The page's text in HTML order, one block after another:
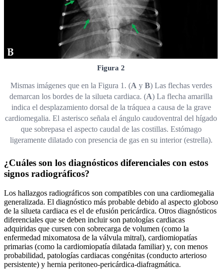
Figura 2
Mismas imágenes que en la Figura 1. (A y B) Las flechas verdes
demarcan los bordes de la silueta cardiaca. (A) La flecha amarilla
indica el desplazamiento dorsal de la tráquea a causa de la grave
cardiomegalia. El asterisco señala el ángulo caudoventral del hígado
que sobrepasa el aspecto caudal de las costillas. Estómago
ligeramente dilatado con presencia de gas en su interior (estrella).
¿Cuáles son los diagnósticos diferenciales con estos
signos radiográficos?
Los hallazgos radiográficos son compatibles con una cardiomegalia
generalizada. El diagnóstico más probable debido al aspecto globoso
de la silueta cardiaca es el de efusión pericárdica. Otros diagnósticos
diferenciales que se deben incluir son patologías cardiacas
adquiridas que cursen con sobrecarga de volumen (como la
enfermedad mixomatosa de la válvula mitral), cardiomiopatías
primarias (como la cardiomiopatía dilatada familiar) y, con menos
probabilidad, patologías cardiacas congénitas (conducto arterioso
persistente) y hernia peritoneo-pericárdica-diafragmática.